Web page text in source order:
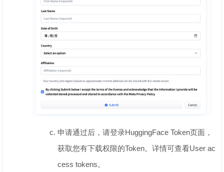
申请通过后，请登录HuggingFace Token页面，
获取您有下载权限的Token。详情可查看User ac
cess tokens。